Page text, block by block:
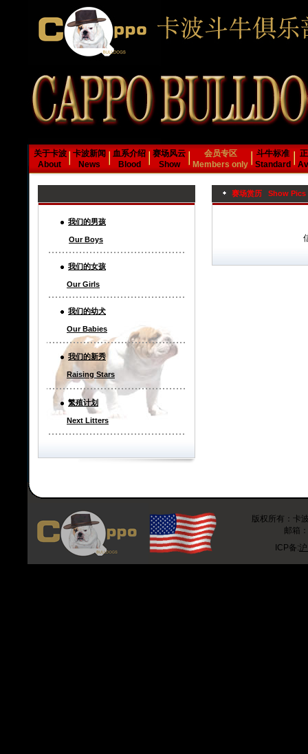
关于卡波
About
卡波新闻
News
血系介绍
Blood
赛场风云
Show
会员专区
Members only
斗牛标准
Standard
我们的男孩
Our Boys
我们的女孩
Our Girls
我们的幼犬
Our Babies
我们的新秀
Raising Stars
繁殖计划
Next Litters
赛场赏历 Show Pics
版权所有：卡
邮箱
ICP备: